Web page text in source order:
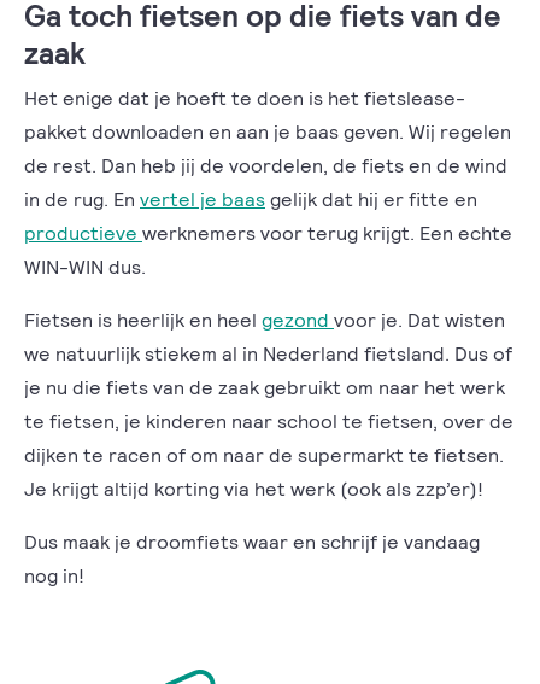
Ga toch fietsen op die fiets van de
zaak
Het enige dat je hoeft te doen is het fietslease-
pakket downloaden en aan je baas geven. Wij regelen
de rest. Dan heb jij de voordelen, de fiets en de wind
in de rug. En vertel je baas gelijk dat hij er fitte en
productieve werknemers voor terug krijgt. Een echte
WIN-WIN dus.
Fietsen is heerlijk en heel gezond voor je. Dat wisten
we natuurlijk stiekem al in Nederland fietsland. Dus of
je nu die fiets van de zaak gebruikt om naar het werk
te fietsen, je kinderen naar school te fietsen, over de
dijken te racen of om naar de supermarkt te fietsen.
Je krijgt altijd korting via het werk (ook als zzp’er)!
Dus maak je droomfiets waar en schrijf je vandaag
nog in!